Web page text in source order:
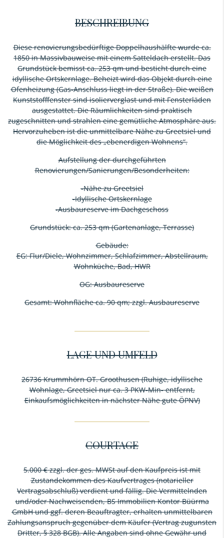
BESCHREIBUNG
Diese renovierungsbedürftige Doppelhaushälfte wurde ca.
1850 in Massivbauweise mit einem Satteldach erstellt. Das
Grundstück bemisst ca. 253 qm und besticht durch eine
idyllische Ortskernlage. Beheizt wird das Objekt durch eine
Ofenheizung (Gas-Anschluss liegt in der Straße). Die weißen
Kunststofffenster sind isolierverglast und mit Fensterläden
ausgestattet. Die Räumlichkeiten sind praktisch
zugeschnitten und strahlen eine gemütliche Atmosphäre aus.
Hervorzuheben ist die unmittelbare Nähe zu Greetsiel und
die Möglichkeit des „ebenerdigen Wohnens“.
Aufstellung der durchgeführten
Renovierungen/Sanierungen/Besonderheiten:
-Nähe zu Greetsiel
-Idyllische Ortskernlage
-Ausbaureserve im Dachgeschoss
Grundstück: ca. 253 qm (Gartenanlage, Terrasse)
Gebäude:
EG: Flur/Diele, Wohnzimmer, Schlafzimmer, Abstellraum,
Wohnküche, Bad, HWR
OG: Ausbaureserve
Gesamt: Wohnfläche ca. 90 qm; zzgl. Ausbaureserve
LAGE UND UMFELD
26736 Krummhörn OT. Groothusen (Ruhige, idyllische
Wohnlage, Greetsiel nur ca. 3 PKW-Min- entfernt,
Einkaufsmöglichkeiten in nächster Nähe gute ÖPNV)
COURTAGE
5.000 € zzgl. der ges. MWSt auf den Kaufpreis ist mit
Zustandekommen des Kaufvertrages (notarieller
Vertragsabschluß) verdient und fällig. Die Vermittelnden
und/oder Nachweisenden, BS Immobilien Kontor Büürma
GmbH und ggf. deren Beauftragter, erhalten unmittelbaren
Zahlungsanspruch gegenüber dem Käufer (Vertrag zugunsten
Dritter, § 328 BGB). Alle Angaben sind ohne Gewähr und